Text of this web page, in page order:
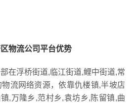
物流公司平台优势
在浮桥街道,临江街道,鲤中街道,常
流网络资源，依靠仇楼镇,半坡店
,万隆乡,范村乡,袁坊乡,陈留镇,曲